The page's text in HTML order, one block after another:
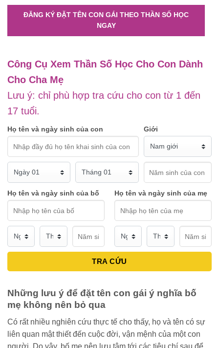
ĐĂNG KÝ ĐẶT TÊN CON GÁI THEO THẦN SỐ HỌC
NGAY
Công Cụ Xem Thần Số Học Cho Con Dành
Cho Cha Mẹ
Lưu ý: chỉ phù hợp tra cứu cho con từ 1 đến
17 tuổi.
Họ tên và ngày sinh của con Giới
Họ tên và ngày sinh của bố Họ tên và ngày sinh của mẹ
TRA CỨU
Những lưu ý để đặt tên con gái ý nghĩa bố
mẹ không nên bỏ qua
Có rất nhiều nghiên cứu thực tế cho thấy, họ và tên có sự
liên quan mật thiết đến cuộc đời, vận mệnh của một con
người. Do vậy, bố mẹ nên lưu tâm tới các tiêu chí sau để